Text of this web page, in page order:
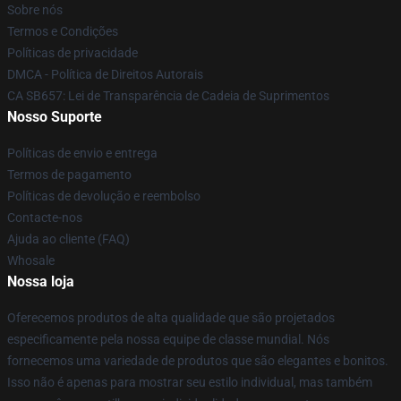
Sobre nós
Termos e Condições
Políticas de privacidade
DMCA - Política de Direitos Autorais
CA SB657: Lei de Transparência de Cadeia de Suprimentos
Nosso Suporte
Políticas de envio e entrega
Termos de pagamento
Políticas de devolução e reembolso
Contacte-nos
Ajuda ao cliente (FAQ)
Whosale
Nossa loja
Oferecemos produtos de alta qualidade que são projetados
especificamente pela nossa equipe de classe mundial. Nós
fornecemos uma variedade de produtos que são elegantes e bonitos.
Isso não é apenas para mostrar seu estilo individual, mas também